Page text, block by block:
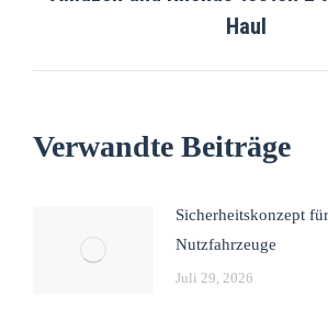
Haul
Verwandte Beiträge
Sicherheitskonzept
Nutzfahrzeuge
Juli 29, 2026